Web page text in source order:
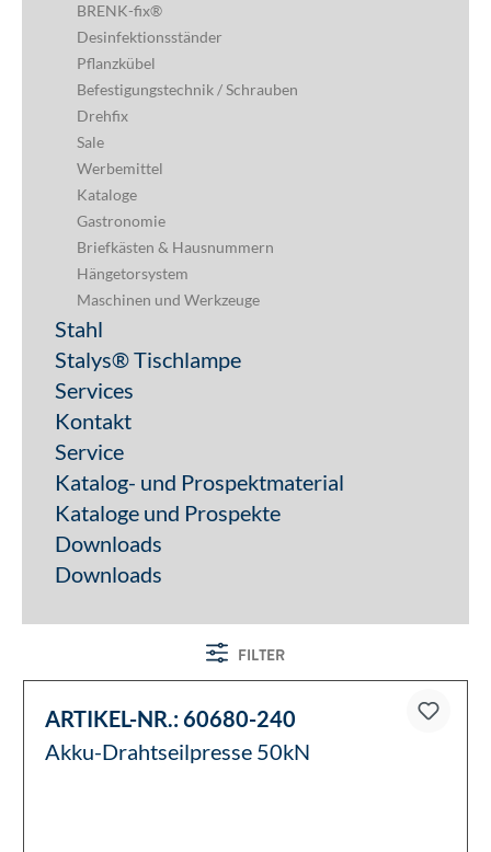
BRENK-fix®
Desinfektionsständer
Pflanzkübel
Befestigungstechnik / Schrauben
Drehfix
Sale
Werbemittel
Kataloge
Gastronomie
Briefkästen & Hausnummern
Hängetorsystem
Maschinen und Werkzeuge
Stahl
Stalys® Tischlampe
Services
Kontakt
Service
Katalog- und Prospektmaterial
Kataloge und Prospekte
Downloads
Downloads
FILTER
ARTIKEL-NR.:60680-240
Akku-Drahtseilpresse 50kN